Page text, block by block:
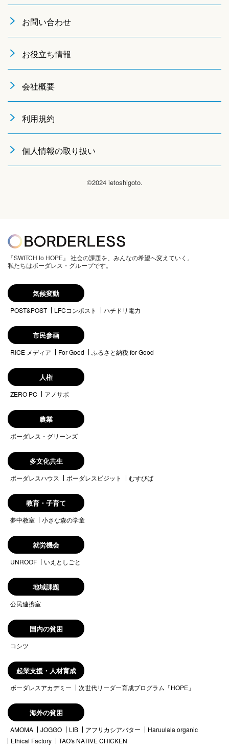
お問い合わせ
お役立ち情報
会社概要
利用規約
個人情報の取り扱い
©2024 ietoshigoto.
『SWITCH to HOPE』 社会の課題を、みんなの希望へ変えていく。
私たちはボーダレス・グループです。
気候変動
POST&POST LFCコンポスト ハチドリ電力
市民参画
RICE メディア For Good ふるさと納税 for Good
人権
ZERO PC アノサポ
農業
ボーダレス・グリーンズ
多文化共生
ボーダレスハウス ボーダレスビジット むすびば
教育・子育て
夢中教室 小さな森の学童
就労機会
UNROOF いえとしごと
地域課題
公民連携室
国内の貧困
コシツ
起業支援・人材育成
ボーダレスアカデミー 次世代リーダー育成プログラム「HOPE」
海外の貧困
AMOMA JOGGO LIB アフリカシアバター
Haruulala organic
Ethical Factory
TAO's NATIVE CHICKEN